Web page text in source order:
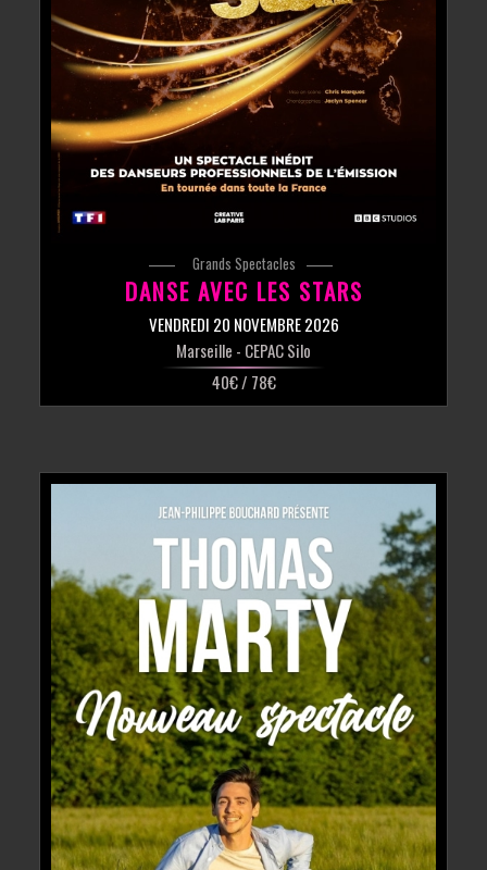
Grands Spectacles
DANSE AVEC LES STARS
VENDREDI 20 NOVEMBRE 2026
Marseille - CEPAC Silo
40€ / 78€